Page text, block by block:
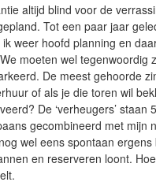
altijd blind voor de
Tot een paar jaar
weer hoofd planning en
moeten wel tegenwoordig
De meest gehoorde
of als je die toren wil
De ‘verheugers’ staan
gecombineerd met mijn
wel eens spontaan
en reserveren loont.